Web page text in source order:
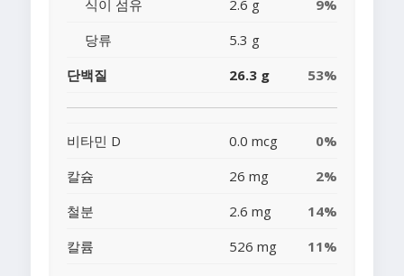
식이 섬유 2.6 g
9%
당류
5.3 g
단백질
26.3 g 53%
비타민 D 0.0 mcg
0%
칼슘
26 mg
2%
철분
2.6 mg
14%
칼륨
526 mg 11%